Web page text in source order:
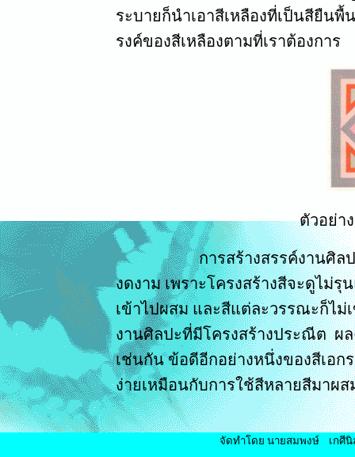
ระบายก็นำเอาสีเหลืองที่เป็นสียืนพื้
รงค์ของสีเหลืองตามที่เราต้องการ
ตัวอย่างสีเอ
การสร้างสรรค์งานศิล
งดงาม เพราะโครงสร้างสีจะดูไม่
เข้าไปผสม และสีแต่ละวรรณะก็ไ
งานศิลปะที่มีโครงสร้างประณีต ผ
เช่นกัน ข้อดีอีกอย่างหนึ่งของสีเอก
ง่ายเหมือนกับการใช้สีหลายสีมาผ
จัดทำโดย นายสมพงษ์ เกศี